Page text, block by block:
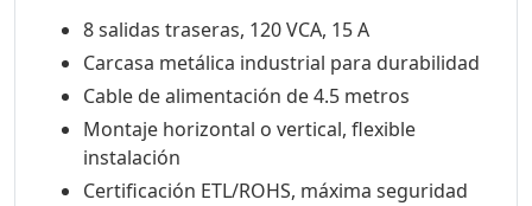
8 salidas traseras, 120 VCA, 15 A
Carcasa metálica industrial para durabilidad
Cable de alimentación de 4.5 metros
Montaje horizontal o vertical, flexible
instalación
Certificación ETL/ROHS, máxima seguridad